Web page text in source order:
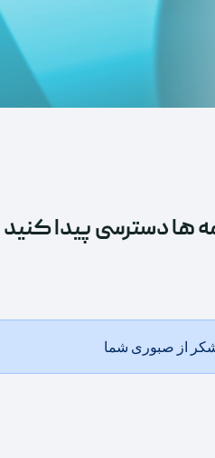
ها دسترسی پیدا کنید
تشکر از صبوری شما